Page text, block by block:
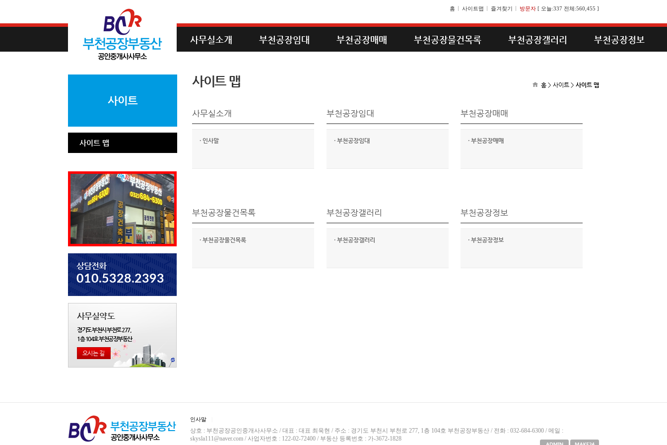
홈 사이트맵 즐겨찾기 방문자 [ 오늘:337 전체:560,455 ]
사무실소개 부천공장임대 부천공장매매 부천공장물건목록 부천공장갤러리 부천공장정보
사이트
사이트 맵
상담전화
010.5328.2393
사무실약도
경기도 부천시 부천로 277,
1층 104호 부천공장부동산
오시는 길
사이트 맵 홈 > 사이트 > 사이트 맵
사무실소개
· 인사말
부천공장임대
· 부천공장임대
부천공장매매
·부천공장매매
부천공장물건목록
· 부천공장물건목록
부천공장갤러리
· 부천공장갤러리
부천공장정보
·부천공장정보
인사말
상호 : 부천공장공인중개사사무소 / 대표 : 대표 최욱현 / 주소 : 경기도 부천시 부천로 277, 1층 104호 부천공장부동산 / 전화 : 032-684-6300 / 메일 :
skysla111@naver.com / 사업자번호 : 122-02-72400 / 부동산 등록번호 : 가-3672-1828